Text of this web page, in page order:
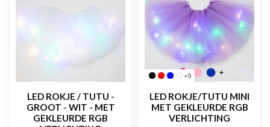
LED ROKJE / TUTU -
GROOT - WIT - MET
GEKLEURDE RGB
+9
LED ROKJE/TUTU MINI
MET GEKLEURDE RGB
VERLICHTING